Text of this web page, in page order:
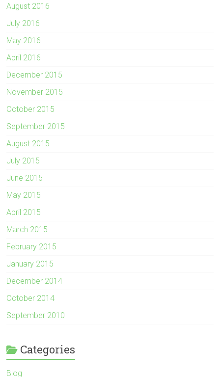
August 2016
July 2016
May 2016
April 2016
December 2015
November 2015
October 2015
September 2015
August 2015
July 2015
June 2015
May 2015
April 2015
March 2015
February 2015
January 2015
December 2014
October 2014
September 2010
Categories
Blog